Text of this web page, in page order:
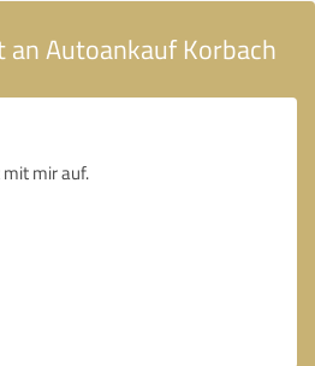
an Autoankauf Korbach